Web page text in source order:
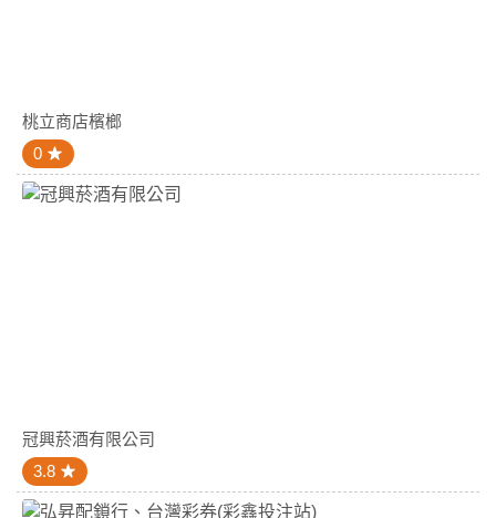
桃立商店檳榔
0
冠興菸酒有限公司
3.8